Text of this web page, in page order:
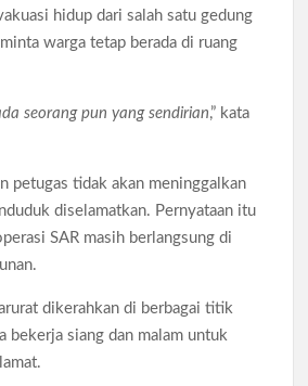
hidup dari salah satu gedung
warga tetap berada di ruang
seorang pun yang sendirian,” kata
petugas tidak akan meninggalkan
diselamatkan. Pernyataan itu
SAR masih berlangsung di
dikerahkan di berbagai titik
bekerja siang dan malam untuk